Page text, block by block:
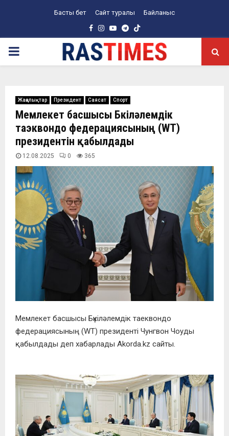
Басты бет Сайт туралы Байланыс
Facebook
Instagram
YoutubeTelegram
PRIMARY
Жаңалықтар Президент Саясат Спорт
Мемлекет басшысы Бүкіләлемдік
таэквондо федерациясының (WT)
президентін қабылдады
12.08.2025 0 365
Мемлекет басшысы Бүкіләлемдік таеквондо
федерациясының (WT) президенті Чунгвон Чоуды
қабылдады деп хабарлады Akorda.kz сайты.